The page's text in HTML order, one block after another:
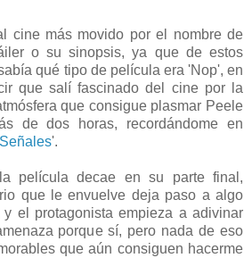
cine más movido por el nombre de
o su sinopsis, ya que de estos
qué tipo de película era 'Nop', en
que salí fascinado del cine por la
que consigue plasmar Peele
de dos horas, recordándome en
Señales'.
película decae en su parte final,
que le envuelve deja paso a algo
el protagonista empieza a adivinar
porque sí, pero nada de eso
que aún consiguen hacerme